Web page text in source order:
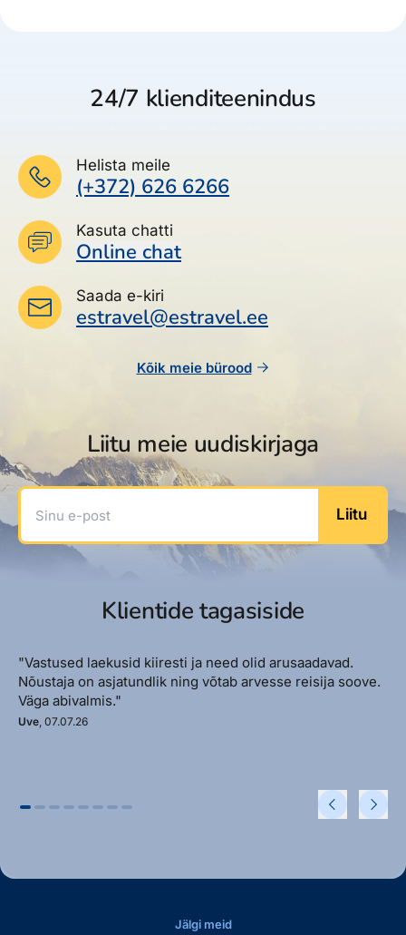
24/7 klienditeenindus
Helista meile
(+372) 626 6266
Kasuta chatti
Online chat
Saada e-kiri
estravel@estravel.ee
Kõik meie bürood
Liitu meie uudiskirjaga
Sinu e-post
Liitu
Klientide tagasiside
"Vastused laekusid kiiresti ja need olid arusaadavad.
Nõustaja on asjatundlik ning võtab arvesse reisija soove.
Väga abivalmis."
Uve , 07.07.26
Jälgi meid